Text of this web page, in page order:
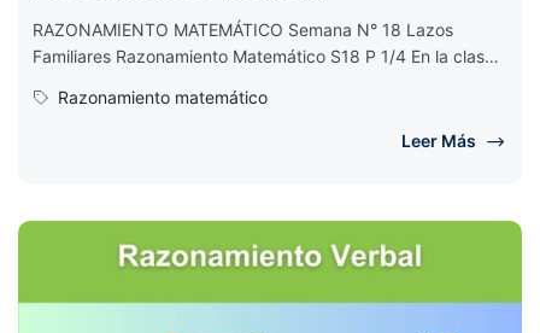
RAZONAMIENTO MATEMÁTICO Semana N° 18 Lazos
Familiares Razonamiento Matemático S18 P 1/4 En la clase
Razonamiento matemático
Leer Más